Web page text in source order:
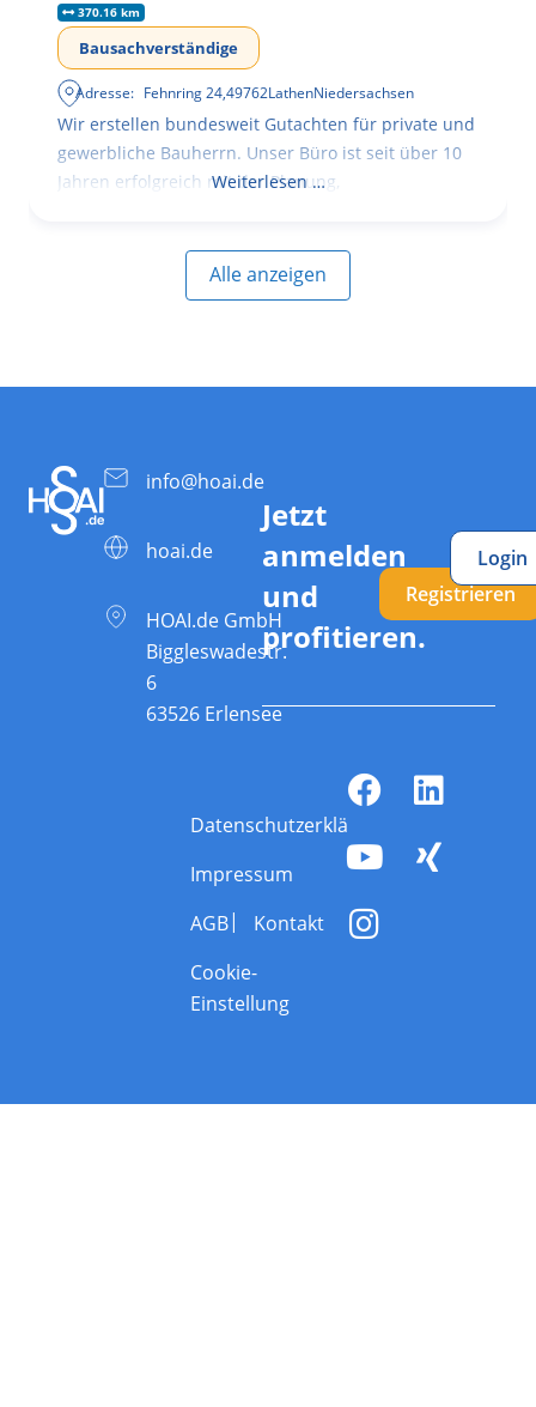
370.16 km
Bausachverständige
Adresse: Fehnring 24,49762LathenNiedersachsen
Wir erstellen bundesweit Gutachten für private und
gewerbliche Bauherrn. Unser Büro ist seit über 10
Jahren erfolgreich mit der Planung,
Weiterlesen …
Alle anzeigen
info@hoai.de
hoai.de
HOAI.de GmbH
Biggleswadestr.
6
63526 Erlensee
Jetzt
anmelden
und
profitieren.
Registrieren
Login
Datenschutzerklärung
Impressum
AGB
Kontakt
Cookie-
Einstellung